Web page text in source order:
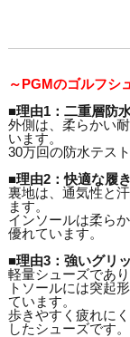
～PGMのゴルフシ
■理由1：二重層防
外側は、柔らかい
います。
30万回の防水テス
■理由2：快適な履
裏地は、通気性と
ます。
インソールは柔ら
優れています。
■理由3：強いグリ
軽量シューズであ
トソールには突起
ています。
歩きやすく疲れに
したシューズです。